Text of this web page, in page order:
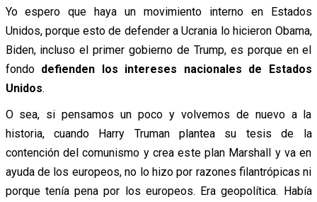
Yo espero que haya un movimiento interno en Estados
Unidos, porque esto de defender a Ucrania lo hicieron Obama,
Biden, incluso el primer gobierno de Trump, es porque en el
fondo defienden los intereses nacionales de Estados
Unidos.
O sea, si pensamos un poco y volvemos de nuevo a la
historia, cuando Harry Truman plantea su tesis de la
contención del comunismo y crea este plan Marshall y va en
ayuda de los europeos, no lo hizo por razones filantrópicas ni
porque tenía pena por los europeos. Era geopolítica. Había